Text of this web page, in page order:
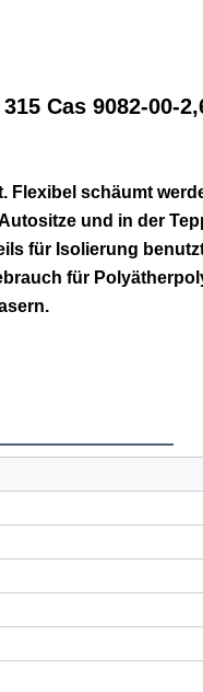
Cas 9082-00-
Flexibel schäumt
und in der
für Isolierung
für